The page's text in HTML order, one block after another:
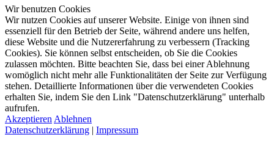
Wir benutzen Cookies
Wir nutzen Cookies auf unserer Website. Einige von ihnen sind
essenziell für den Betrieb der Seite, während andere uns helfen,
diese Website und die Nutzererfahrung zu verbessern (Tracking
Cookies). Sie können selbst entscheiden, ob Sie die Cookies
zulassen möchten. Bitte beachten Sie, dass bei einer Ablehnung
womöglich nicht mehr alle Funktionalitäten der Seite zur Verfügung
stehen. Detaillierte Informationen über die verwendeten Cookies
erhalten Sie, indem Sie den Link "Datenschutzerklärung" unterhalb
aufrufen.
Akzeptieren Ablehnen
Datenschutzerklärung | Impressum